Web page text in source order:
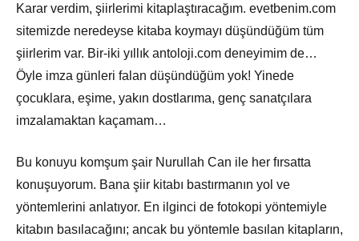
Karar verdim, şiirlerimi kitaplaştıracağım. evetbenim.com
sitemizde neredeyse kitaba koymayı düşündüğüm tüm
şiirlerim var. Bir-iki yıllık antoloji.com deneyimim de…
Öyle imza günleri falan düşündüğüm yok! Yinede
çocuklara, eşime, yakın dostlarıma, genç sanatçılara
imzalamaktan kaçamam…
Bu konuyu komşum şair Nurullah Can ile her fırsatta
konuşuyorum. Bana şiir kitabı bastırmanın yol ve
yöntemlerini anlatıyor. En ilginci de fotokopi yöntemiyle
kitabın basılacağını; ancak bu yöntemle basılan kitapların,